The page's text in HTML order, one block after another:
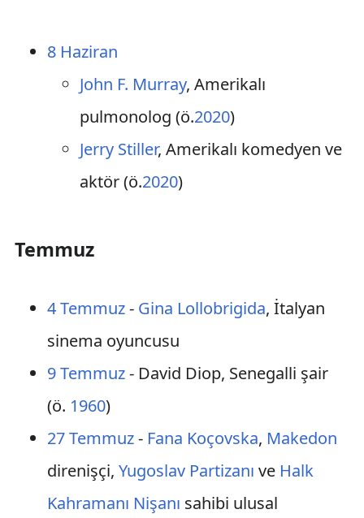
8 Haziran
John F. Murray, Amerikalı
pulmonolog (ö.2020)
Jerry Stiller, Amerikalı komedyen ve
aktör (ö.2020)
Temmuz
4 Temmuz- Gina Lollobrigida, İtalyan
sinema oyuncusu
9 Temmuz- David Diop, Senegalli şair
(ö. 1960)
27 Temmuz- Fana Koçovska, Makedon
direnişçi, Yugoslav Partizanı ve Halk
Kahramanı Nişanı sahibi ulusal